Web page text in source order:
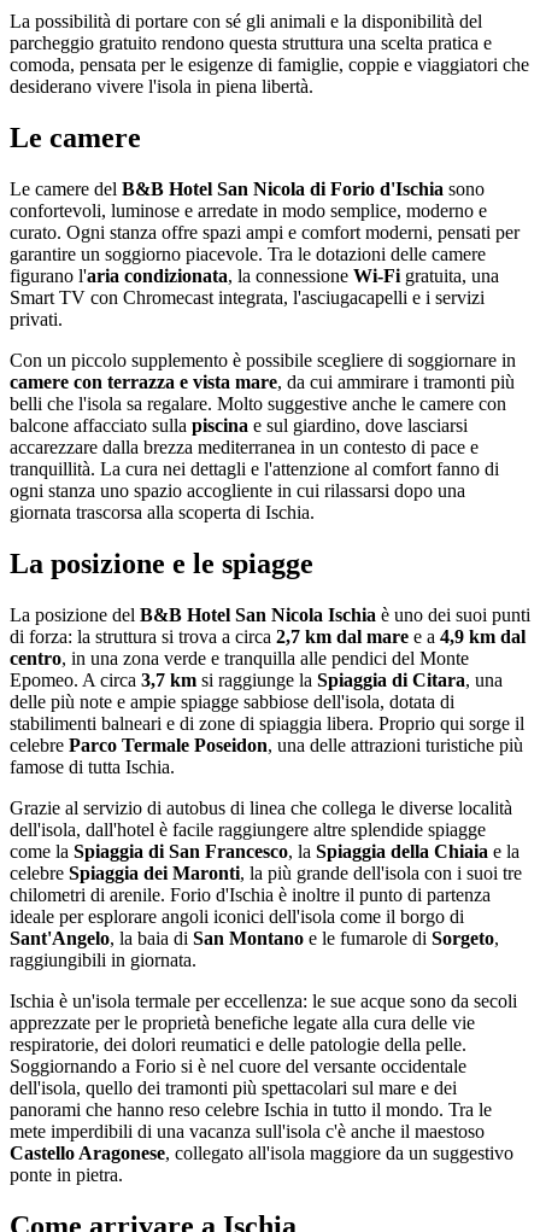
La possibilità di portare con sé gli animali e la disponibilità del
parcheggio gratuito rendono questa struttura una scelta pratica e
comoda, pensata per le esigenze di famiglie, coppie e viaggiatori che
desiderano vivere l'isola in piena libertà.
Le camere
Le camere del B&B Hotel San Nicola di Forio d'Ischia sono
confortevoli, luminose e arredate in modo semplice, moderno e
curato. Ogni stanza offre spazi ampi e comfort moderni, pensati per
garantire un soggiorno piacevole. Tra le dotazioni delle camere
figurano l'aria condizionata, la connessione Wi-Fi gratuita, una
Smart TV con Chromecast integrata, l'asciugacapelli e i servizi
privati.
Con un piccolo supplemento è possibile scegliere di soggiornare in
camere con terrazza e vista mare, da cui ammirare i tramonti più
belli che l'isola sa regalare. Molto suggestive anche le camere con
balcone affacciato sulla piscina e sul giardino, dove lasciarsi
accarezzare dalla brezza mediterranea in un contesto di pace e
tranquillità. La cura nei dettagli e l'attenzione al comfort fanno di
ogni stanza uno spazio accogliente in cui rilassarsi dopo una
giornata trascorsa alla scoperta di Ischia.
La posizione e le spiagge
La posizione del B&B Hotel San Nicola Ischia è uno dei suoi punti
di forza: la struttura si trova a circa 2,7 km dal mare e a 4,9 km dal
centro, in una zona verde e tranquilla alle pendici del Monte
Epomeo. A circa 3,7 km si raggiunge la Spiaggia di Citara, una
delle più note e ampie spiagge sabbiose dell'isola, dotata di
stabilimenti balneari e di zone di spiaggia libera. Proprio qui sorge il
celebre Parco Termale Poseidon, una delle attrazioni turistiche più
famose di tutta Ischia.
Grazie al servizio di autobus di linea che collega le diverse località
dell'isola, dall'hotel è facile raggiungere altre splendide spiagge
come la Spiaggia di San Francesco, la Spiaggia della Chiaia e la
celebre Spiaggia dei Maronti, la più grande dell'isola con i suoi tre
chilometri di arenile. Forio d'Ischia è inoltre il punto di partenza
ideale per esplorare angoli iconici dell'isola come il borgo di
Sant'Angelo, la baia di San Montano e le fumarole di Sorgeto,
raggiungibili in giornata.
Ischia è un'isola termale per eccellenza: le sue acque sono da secoli
apprezzate per le proprietà benefiche legate alla cura delle vie
respiratorie, dei dolori reumatici e delle patologie della pelle.
Soggiornando a Forio si è nel cuore del versante occidentale
dell'isola, quello dei tramonti più spettacolari sul mare e dei
panorami che hanno reso celebre Ischia in tutto il mondo. Tra le
mete imperdibili di una vacanza sull'isola c'è anche il maestoso
Castello Aragonese, collegato all'isola maggiore da un suggestivo
ponte in pietra.